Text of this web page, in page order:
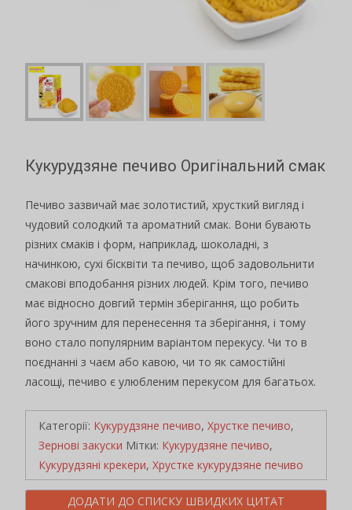
Кукурудзяне печиво Оригінальний смак
Печиво зазвичай має золотистий, хрусткий вигляд і
чудовий солодкий та ароматний смак. Вони бувають
різних смаків і форм, наприклад, шоколадні, з
начинкою, сухі бісквіти та печиво, щоб задовольнити
смакові вподобання різних людей. Крім того, печиво
має відносно довгий термін зберігання, що робить
його зручним для перенесення та зберігання, і тому
воно стало популярним варіантом перекусу. Чи то в
поєднанні з чаєм або кавою, чи то як самостійні
ласощі, печиво є улюбленим перекусом для багатьох.
Категорії: Кукурудзяне печиво, Хрустке печиво,
Зернові закуски Мітки: Кукурудзяне печиво,
Кукурудзяні крекери, Хрустке кукурудзяне печиво
ДОДАТИ ДО СПИСКУ ШВИДКИХ ЦИТАТ